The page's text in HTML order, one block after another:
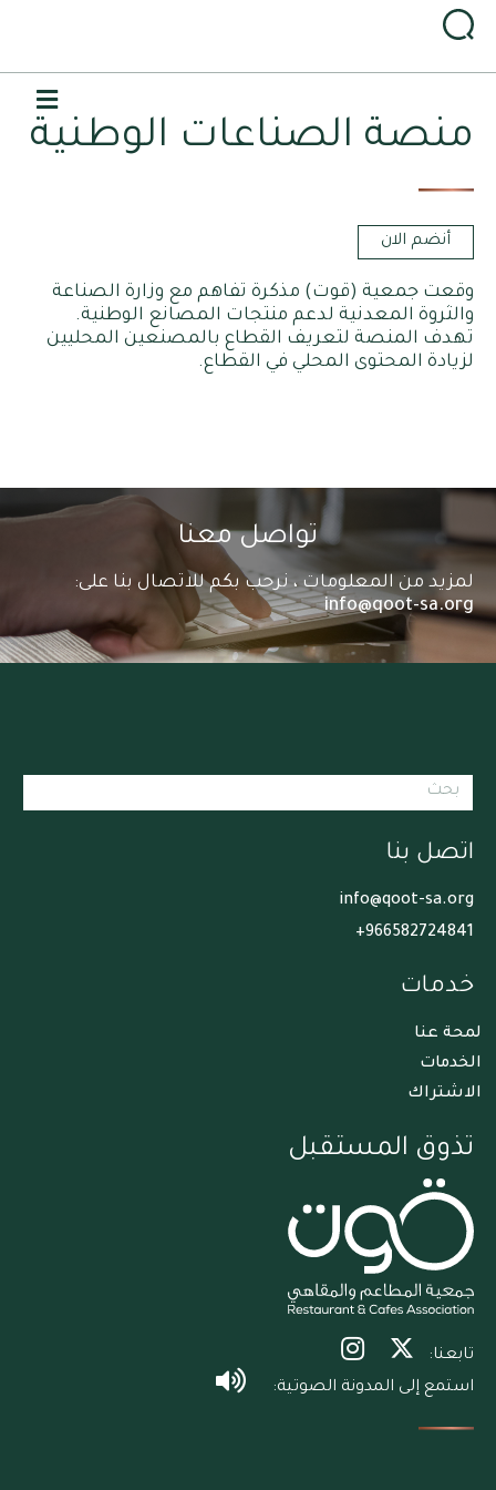
منصة الصناعات الوطنية
أنضم الان
وقعت جمعية (قوت) مذكرة تفاهم مع وزارة الصناعة
والثروة المعدنية لدعم منتجات المصانع الوطنية.
تهدف المنصة لتعريف القطاع بالمصنعين المحليين
لزيادة المحتوى المحلي في القطاع.
تواصل معنا
لمزيد من المعلومات ، نرحب بكم للاتصال بنا على:
info@qoot-sa.org
اتصل بنا
info@qoot-sa.org
966582724841+
خدمات
لمحة عنا
الخدمات
الاشتراك
تذوق المستقبل
تابعنا:
استمع إلى المدونة الصوتية: